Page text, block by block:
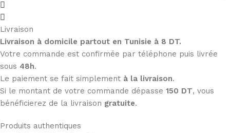
Livraison
Livraison à domicile partout en Tunisie à 8 DT.
Votre commande est confirmée par téléphone puis livrée
sous 48h.
Le paiement se fait simplement à la livraison.
Si le montant de votre commande dépasse 150 DT, vous
bénéficierez de la livraison gratuite.
Produits authentiques